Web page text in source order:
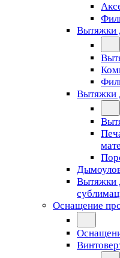
Вытяжки
Вытяжки
Вытяжки
Оснащение